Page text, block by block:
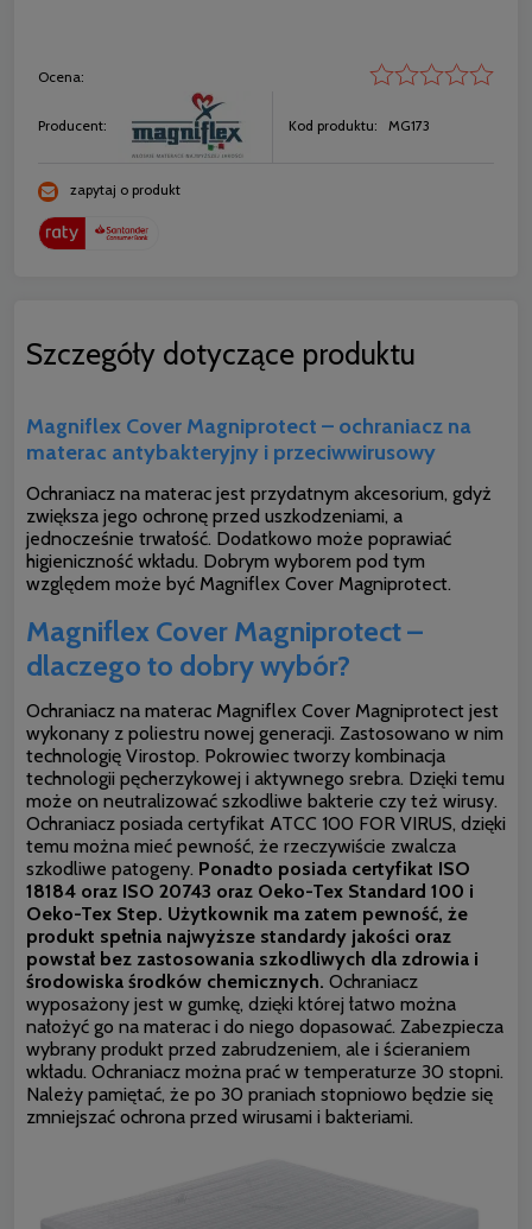
Ocena:
Producent: Kod produktu: MG173
zapytaj o produkt
Szczegóły dotyczące produktu
Magniflex Cover Magniprotect – ochraniacz na
materac antybakteryjny i przeciwwirusowy
Ochraniacz na materac jest przydatnym akcesorium, gdyż
zwiększa jego ochronę przed uszkodzeniami, a
jednocześnie trwałość. Dodatkowo może poprawiać
higieniczność wkładu. Dobrym wyborem pod tym
względem może być Magniflex Cover Magniprotect.
Magniflex Cover Magniprotect –
dlaczego to dobry wybór?
Ochraniacz na materac Magniflex Cover Magniprotect jest
wykonany z poliestru nowej generacji. Zastosowano w nim
technologię Virostop. Pokrowiec tworzy kombinacja
technologii pęcherzykowej i aktywnego srebra. Dzięki temu
może on neutralizować szkodliwe bakterie czy też wirusy.
Ochraniacz posiada certyfikat ATCC 100 FOR VIRUS, dzięki
temu można mieć pewność, że rzeczywiście zwalcza
szkodliwe patogeny. Ponadto posiada certyfikat ISO
18184 oraz ISO 20743 oraz Oeko-Tex Standard 100 i
Oeko-Tex Step. Użytkownik ma zatem pewność, że
produkt spełnia najwyższe standardy jakości oraz
powstał bez zastosowania szkodliwych dla zdrowia i
środowiska środków chemicznych. Ochraniacz
wyposażony jest w gumkę, dzięki której łatwo można
nałożyć go na materac i do niego dopasować. Zabezpiecza
wybrany produkt przed zabrudzeniem, ale i ścieraniem
wkładu. Ochraniacz można prać w temperaturze 30 stopni.
Należy pamiętać, że po 30 praniach stopniowo będzie się
zmniejszać ochrona przed wirusami i bakteriami.